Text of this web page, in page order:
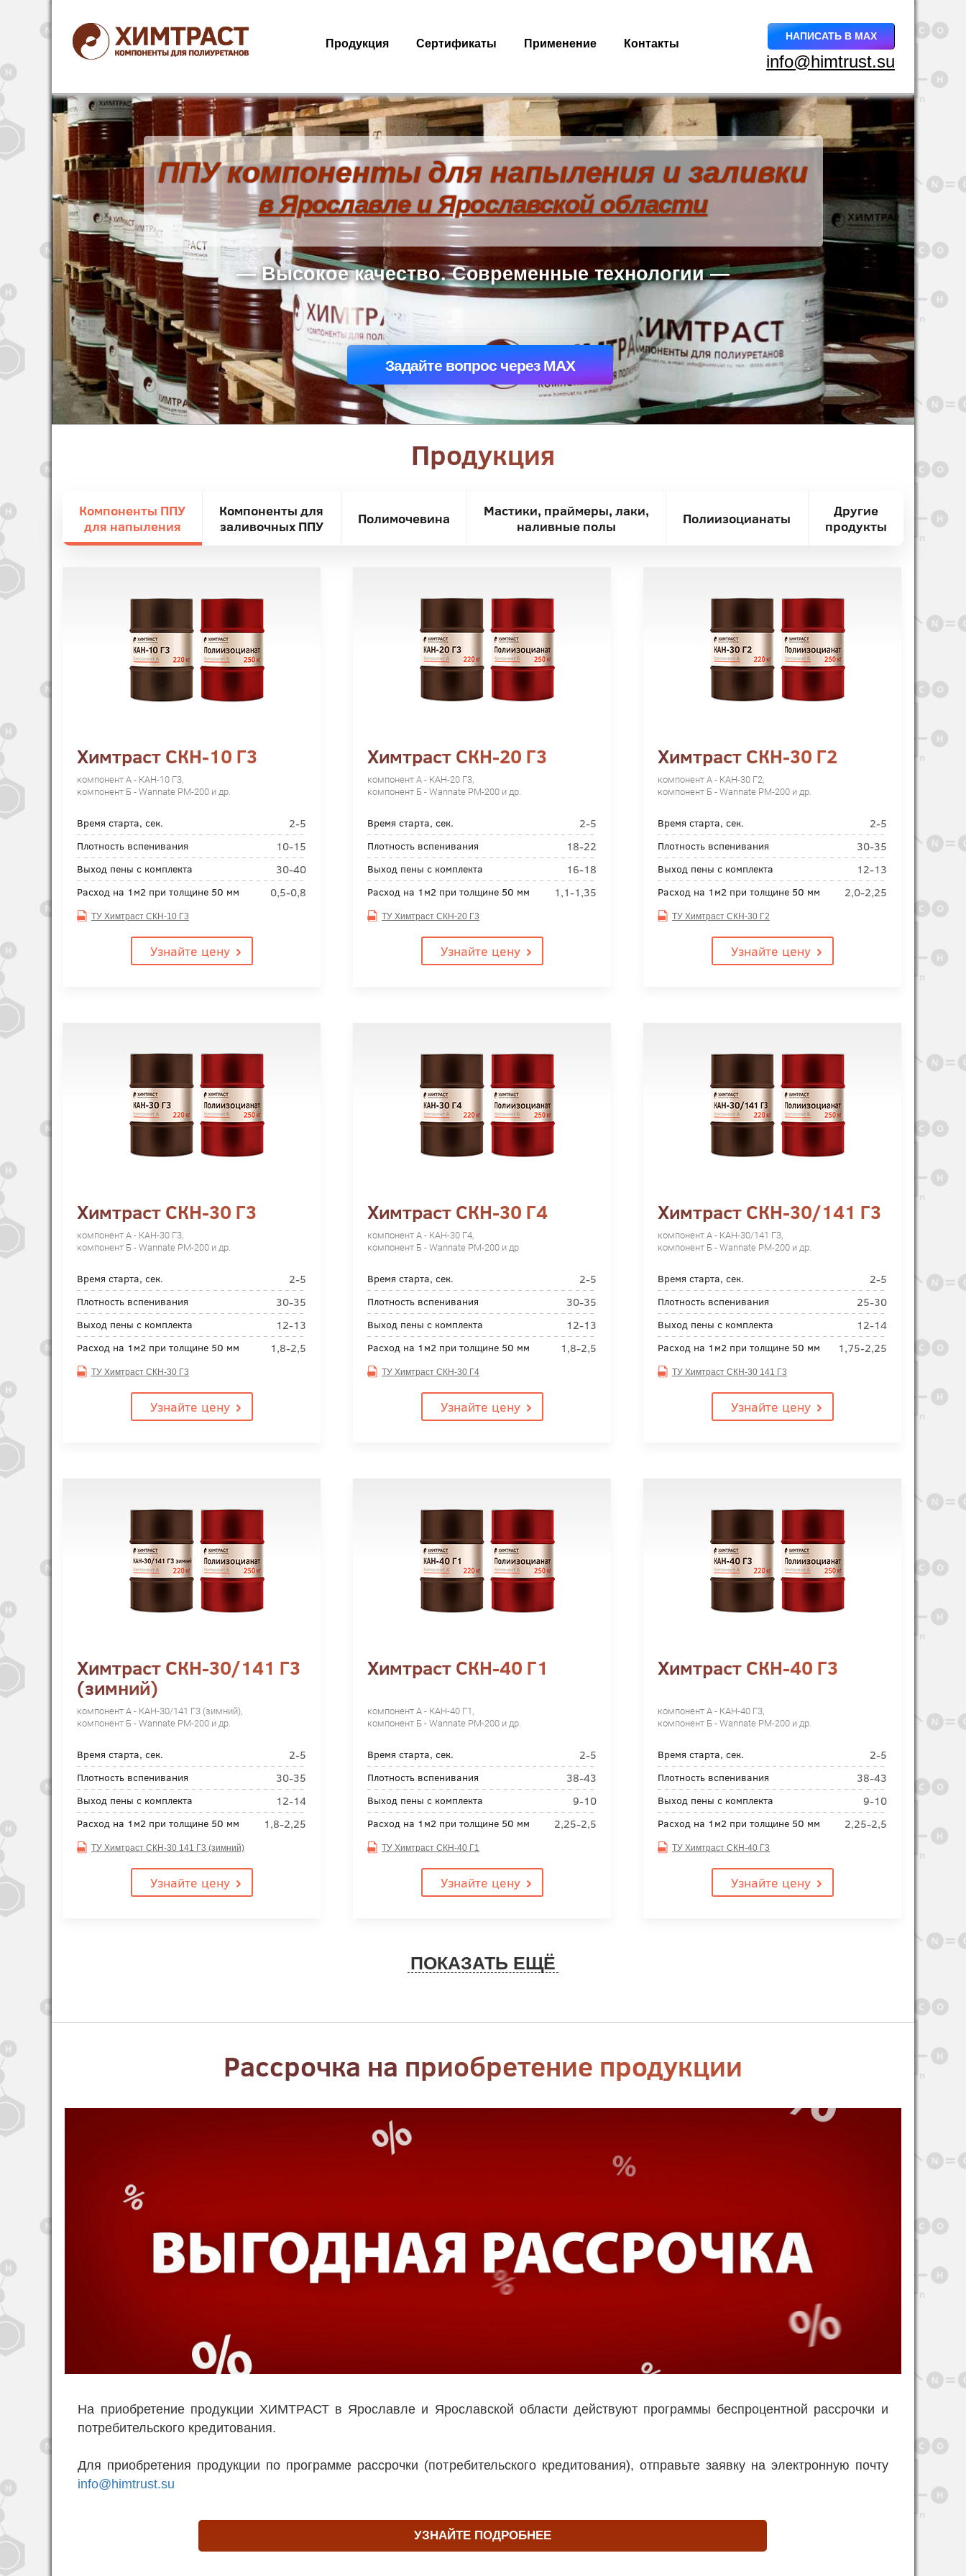
Продукция Сертификаты Применение Контакты
НАПИСАТЬ В MAX
info@himtrust.su
ППУ компоненты для напыления и заливки
в Ярославле и Ярославской области
— Высокое качество. Современные технологии —
Задайте вопрос через MAX
Продукция
Компоненты ППУ
для напыления
Компоненты для
заливочных ППУ
Полимочевина
Мастики, праймеры, лаки,
наливные полы
Полиизоцианаты
Другие
продукты
Химтраст СКН-10 Г3
компонент А - КАН-10 Г3,
компонент Б - Wannate PM-200 и др.
Время старта, сек. 2-5
Плотность вспенивания 10-15
Выход пены с комплекта 30-40
Расход на 1м2 при толщине 50 мм 0,5-0,8
ТУ Химтраст СКН-10 Г3
Узнайте цену
Химтраст СКН-20 Г3
компонент А - КАН-20 Г3,
компонент Б - Wannate PM-200 и др.
Время старта, сек. 2-5
Плотность вспенивания 18-22
Выход пены с комплекта 16-18
Расход на 1м2 при толщине 50 мм 1,1-1,35
ТУ Химтраст СКН-20 Г3
Узнайте цену
Химтраст СКН-30 Г2
компонент А - КАН-30 Г2,
компонент Б - Wannate PM-200 и др.
Время старта, сек. 2-5
Плотность вспенивания 30-35
Выход пены с комплекта 12-13
Расход на 1м2 при толщине 50 мм 2,0-2,25
ТУ Химтраст СКН-30 Г2
Узнайте цену
Химтраст СКН-30 Г3
компонент А - КАН-30 Г3,
компонент Б - Wannate PM-200 и др.
Время старта, сек. 2-5
Плотность вспенивания 30-35
Выход пены с комплекта 12-13
Расход на 1м2 при толщине 50 мм 1,8-2,5
ТУ Химтраст СКН-30 Г3
Узнайте цену
Химтраст СКН-30 Г4
компонент А - КАН-30 Г4,
компонент Б - Wannate PM-200 и др
Время старта, сек. 2-5
Плотность вспенивания 30-35
Выход пены с комплекта 12-13
Расход на 1м2 при толщине 50 мм 1,8-2,5
ТУ Химтраст СКН-30 Г4
Узнайте цену
Химтраст СКН-30/141 Г3
компонент А - КАН-30/141 Г3,
компонент Б - Wannate PM-200 и др.
Время старта, сек. 2-5
Плотность вспенивания 25-30
Выход пены с комплекта 12-14
Расход на 1м2 при толщине 50 мм 1,75-2,25
ТУ Химтраст СКН-30 141 Г3
Узнайте цену
Химтраст СКН-30/141 Г3
(зимний)
компонент А - КАН-30/141 Г3 (зимний),
компонент Б - Wannate PM-200 и др.
Время старта, сек. 2-5
Плотность вспенивания 30-35
Выход пены с комплекта 12-14
Расход на 1м2 при толщине 50 мм 1,8-2,25
ТУ Химтраст СКН-30 141 Г3 (зимний)
Узнайте цену
Химтраст СКН-40 Г1
компонент А - КАН-40 Г1,
компонент Б - Wannate PM-200 и др.
Время старта, сек. 2-5
Плотность вспенивания 38-43
Выход пены с комплекта 9-10
Расход на 1м2 при толщине 50 мм 2,25-2,5
ТУ Химтраст СКН-40 Г1
Узнайте цену
Химтраст СКН-40 Г3
компонент А - КАН-40 Г3,
компонент Б - Wannate PM-200 и др.
Время старта, сек. 2-5
Плотность вспенивания 38-43
Выход пены с комплекта 9-10
Расход на 1м2 при толщине 50 мм 2,25-2,5
ТУ Химтраст СКН-40 Г3
Узнайте цену
ПОКАЗАТЬ ЕЩЁ
Рассрочка на приобретение продукции
На приобретение продукции ХИМТРАСТ в Ярославле и Ярославской области действуют программы беспроцентной рассрочки и
потребительского кредитования.
Для приобретения продукции по программе рассрочки (потребительского кредитования), отправьте заявку на электронную почту
info@himtrust.su
УЗНАЙТЕ ПОДРОБНЕЕ